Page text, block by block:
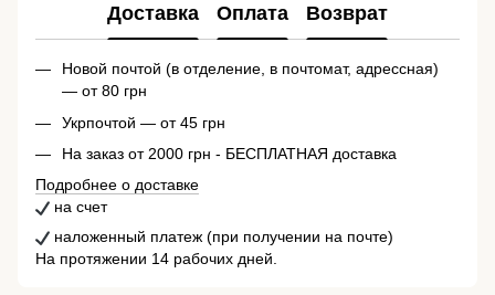
Доставка Оплата Возврат
Новой почтой (в отделение, в почтомат, адрессная)
— от 80 грн
Укрпочтой — от 45 грн
На заказ от 2000 грн - БЕСПЛАТНАЯ доставка
Подробнее о доставке
на счет
наложенный платеж (при получении на почте)
На протяжении 14 рабочих дней.